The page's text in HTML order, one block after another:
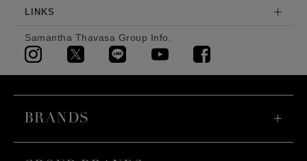
LINKS
Samantha Thavasa Group Info.